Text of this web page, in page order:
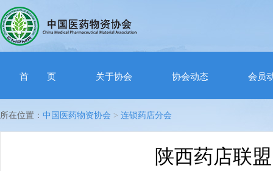
首 页 关于协会 协会动态 会员
所在位置： 中国医药物资协会 > 连锁药店分会
陕西药店联盟